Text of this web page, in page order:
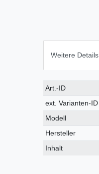
Weitere Details
Technisches
Merkmal
Wert
Art.-ID
ext. Varianten-ID
Modell
Hersteller
Inhalt